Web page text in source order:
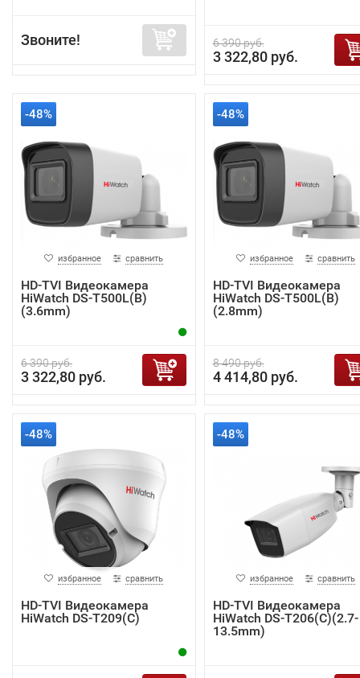
Звоните! 6 390 руб.
3 322,80 руб.
-48%
избранное сравнить
HD-TVI Видеокамера
HiWatch DS-T500L(B)
(3.6mm)
6 390 руб.
3 322,80 руб.
-48%
избранное сравнить
HD-TVI Видеокамера
HiWatch DS-T500L(B)
(2.8mm)
8 490 руб.
4 414,80 руб.
-48%
избранное сравнить
HD-TVI Видеокамера
HiWatch DS-T209(С)
-48%
избранное сравнить
HD-TVI Видеокамера
HiWatch DS-T206(C)(2.7-
13.5mm)